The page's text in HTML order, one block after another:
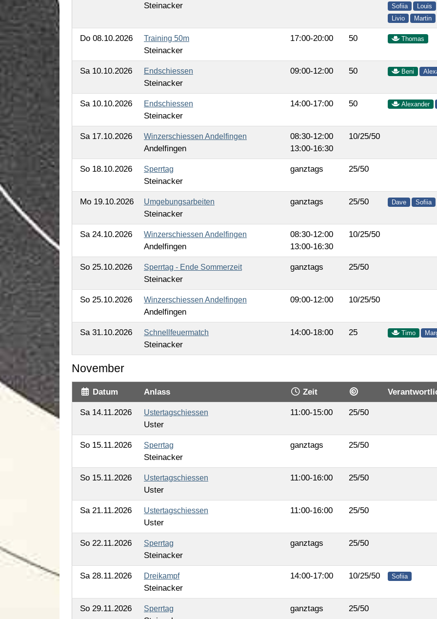
Steinacker
Sofiia
Louis
Livio
Martin
Do 08.10.2026 Training 50m
Steinacker
17:00-20:00 50 Thomas
Sa 10.10.2026 Endschiessen
Steinacker
09:00-12:00 50 Beni
Sa 10.10.2026 Endschiessen
Steinacker
14:00-17:00 50 Alexander
Sa 17.10.2026 Winzerschiessen Andelfingen
Andelfingen
08:30-12:00
13:00-16:30
10/25/50
So 18.10.2026 Sperrtag
Steinacker
ganztags 25/50
Mo 19.10.2026 Umgebungsarbeiten
Steinacker
ganztags 25/50 Dave Sofiia
Sa 24.10.2026 Winzerschiessen Andelfingen
Andelfingen
08:30-12:00
13:00-16:30
10/25/50
So 25.10.2026 Sperrtag - Ende Sommerzeit
Steinacker
ganztags 25/50
So 25.10.2026 Winzerschiessen Andelfingen
Andelfingen
09:00-12:00 10/25/50
Sa 31.10.2026 Schnellfeuermatch
Steinacker
14:00-18:00 25 Timo
November
Datum Anlass Zeit
Sa 14.11.2026 Ustertagschiessen
Uster
11:00-15:00 25/50
So 15.11.2026 Sperrtag
Steinacker
ganztags 25/50
So 15.11.2026 Ustertagschiessen
Uster
11:00-16:00 25/50
Sa 21.11.2026 Ustertagschiessen
Uster
11:00-16:00 25/50
So 22.11.2026 Sperrtag
Steinacker
ganztags 25/50
Sa 28.11.2026 Dreikampf
Steinacker
14:00-17:00 10/25/50 Sofiia
So 29.11.2026 Sperrtag ganztags 25/50